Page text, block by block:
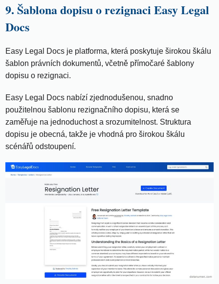
9. Šablona dopisu o rezignaci Easy Legal
Docs
Easy Legal Docs je platforma, která poskytuje širokou škálu
šablon právních dokumentů, včetně přímočaré šablony
dopisu o rezignaci.
Easy Legal Docs nabízí zjednodušenou, snadno
použitelnou šablonu rezignačního dopisu, která se
zaměřuje na jednoduchost a srozumitelnost. Struktura
dopisu je obecná, takže je vhodná pro širokou škálu
scénářů odstoupení.